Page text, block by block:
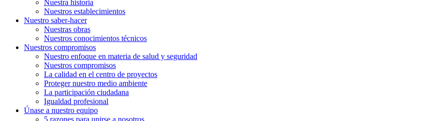
Nuestra historia
Nuestros establecimientos
Nuestro saber-hacer
Nuestras obras
Nuestros conocimientos técnicos
Nuestros compromisos
Nuestro enfoque en materia de salud y seguridad
Nuestros compromisos
La calidad en el centro de proyectos
Proteger nuestro medio ambiente
La participación ciudadana
Igualdad profesional
Únase a nuestro equipo
5 razones para unirse a nosotros